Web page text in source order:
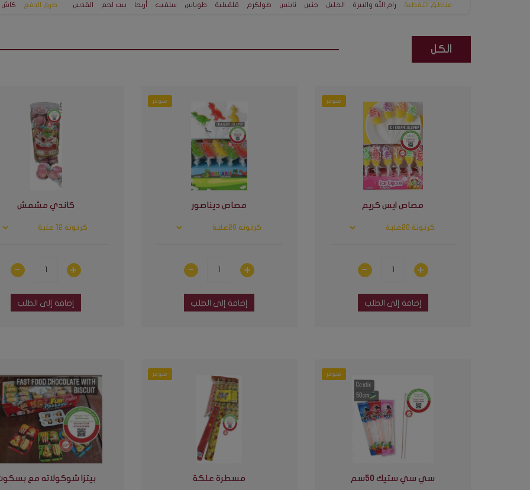
مناطق التغطية رام الله والبيرة الخليل جنين نابلس طولكرم قلقيلية طوباس سلفيت أريحا بيت لحم القدس طرق الدفع كاش
الكل
متوفر
مصاص ايس كريم
إضافة إلى الطلب
متوفر
مصاص ديناصور
إضافة إلى الطلب
كاندي مشمش
إضافة إلى الطلب
متوفر
سي سي ستيك 50سم
متوفر
مسطرة علكة بيتزا شوكولاته مع